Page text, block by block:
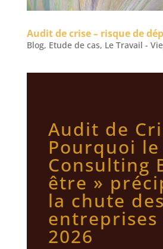
Audit de crise – risque de
Blog, Etude de cas, Le Travail -
Audit de
Pourquoi le
Consulting
être »
la chute des
entreprises
2026